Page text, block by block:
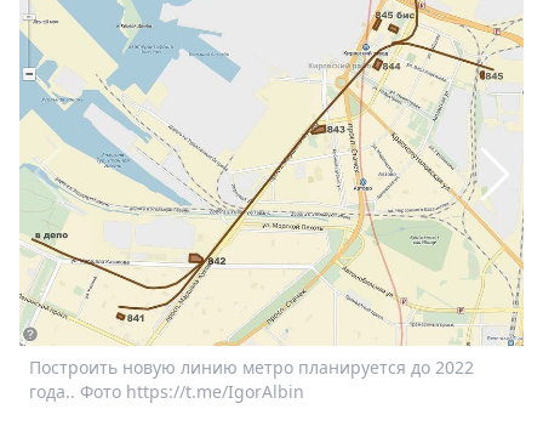
Пресс-
релизы
О
Metro
Стримы
Спецпроекты
Звезды
Выборы
2026
Скачай
Metro
Построить новую линию метро планируется до 2022
года.. Фото https://t.me/IgorAlbin